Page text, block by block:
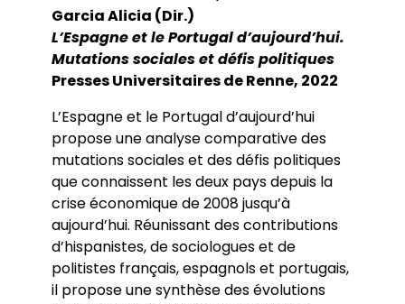
Garcia Alicia (Dir.)
L’Espagne et le Portugal d’aujourd’hui.
Mutations sociales et défis politiques
Presses Universitaires de Renne, 2022
L’Espagne et le Portugal d’aujourd’hui
propose une analyse comparative des
mutations sociales et des défis politiques
que connaissent les deux pays depuis la
crise économique de 2008 jusqu’à
aujourd’hui. Réunissant des contributions
d’hispanistes, de sociologues et de
politistes français, espagnols et portugais,
il propose une synthèse des évolutions